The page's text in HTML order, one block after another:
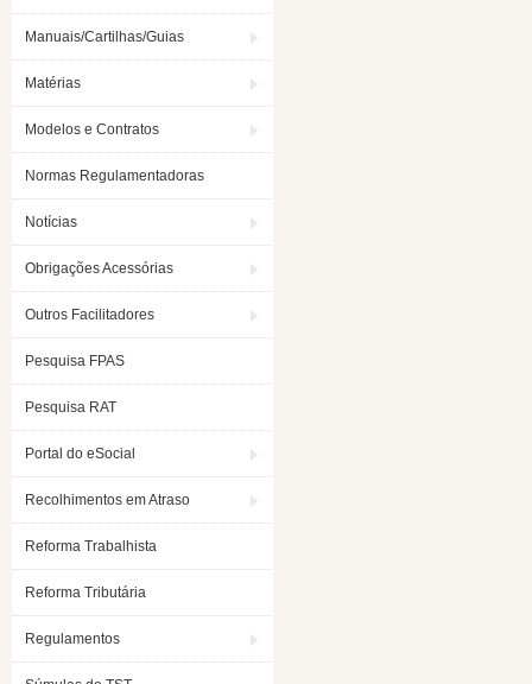
Manuais/Cartilhas/Guias
Matérias
Modelos e Contratos
Normas Regulamentadoras
Notícias
Obrigações Acessórias
Outros Facilitadores
Pesquisa FPAS
Pesquisa RAT
Portal do eSocial
Recolhimentos em Atraso
Reforma Trabalhista
Reforma Tributária
Regulamentos